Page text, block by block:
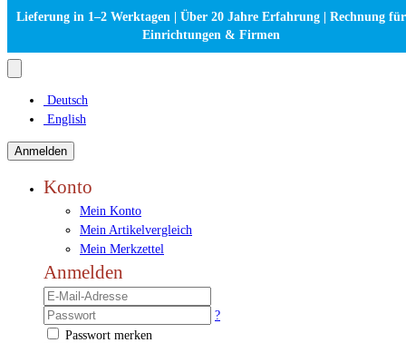
Deutsch
English
Anmelden
Konto
Mein Konto
Mein Artikelvergleich
Mein Merkzettel
Anmelden
?
Passwort merken
Lieferung in 1–2 Werktagen | Über 20 Jahre Erfahrung | Rechnung für
Einrichtungen & Firmen